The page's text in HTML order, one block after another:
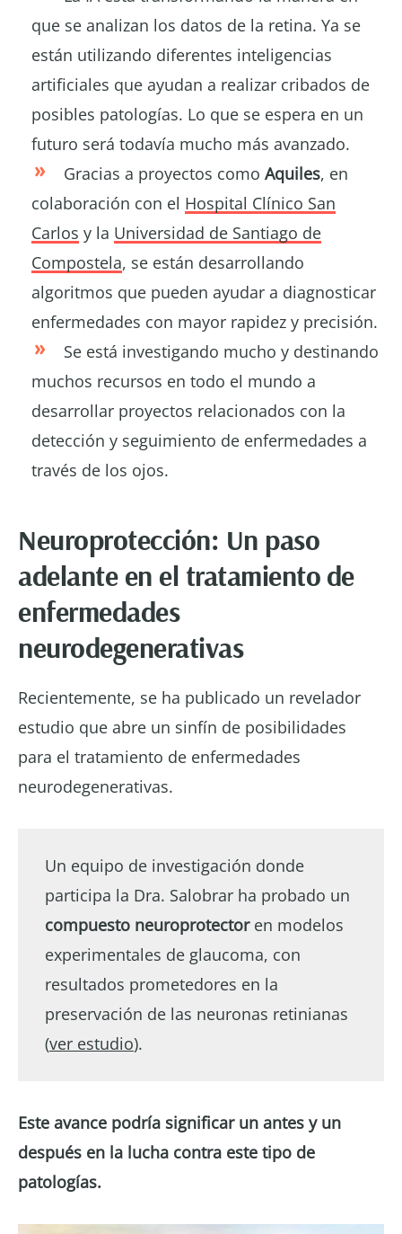
que se analizan los datos de la retina. Ya se
están utilizando diferentes inteligencias
artificiales que ayudan a realizar cribados de
posibles patologías. Lo que se espera en un
futuro será todavía mucho más avanzado.
Gracias a proyectos como Aquiles, en
colaboración con el Hospital Clínico San
Carlos y la Universidad de Santiago de
Compostela, se están desarrollando
algoritmos que pueden ayudar a diagnosticar
enfermedades con mayor rapidez y precisión.
Se está investigando mucho y destinando
muchos recursos en todo el mundo a
desarrollar proyectos relacionados con la
detección y seguimiento de enfermedades a
través de los ojos.
Neuroprotección: Un paso
adelante en el tratamiento de
enfermedades
neurodegenerativas
Recientemente, se ha publicado un revelador
estudio que abre un sinfín de posibilidades
para el tratamiento de enfermedades
neurodegenerativas.
Un equipo de investigación donde
participa la Dra. Salobrar ha probado un
compuesto neuroprotectoren modelos
experimentales de glaucoma, con
resultados prometedores en la
preservación de las neuronas retinianas
(ver estudio).
Este avance podría significar un antes y un
después en la lucha contra este tipo de
patologías.